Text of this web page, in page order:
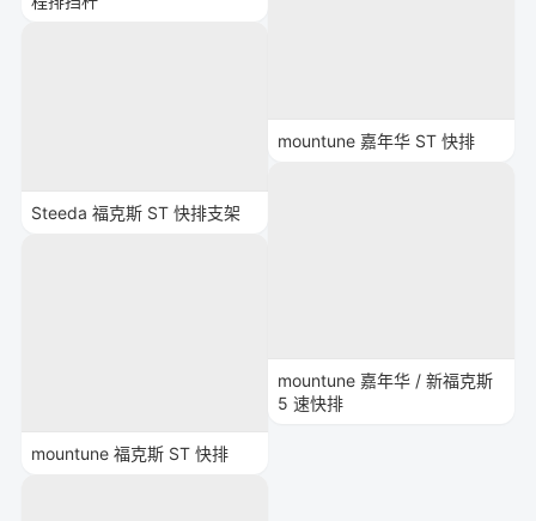
Steeda 福克斯 ST 快排支架
mountune 福克斯 ST 快排
mountune 嘉年华 ST 快排
mountune 嘉年华 / 新福克斯
5 速快排